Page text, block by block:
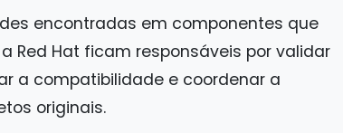
encontradas em componentes que
Red Hat ficam responsáveis por validar
a compatibilidade e coordenar a
originais.